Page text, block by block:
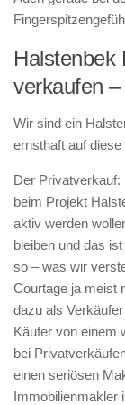
Halstenbek
verkaufen
Wir sind ein
ernsthaft auf
Der
beim Projekt
aktiv werden
bleiben und das
so – was wir
Courtage ja meist
dazu als
Käufer von einem
bei
einen seriösen
Immobilienmakler